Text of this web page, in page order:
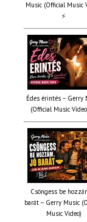
Music (Official Music
⚡
Édes érintés – Gerry
(Official Music
Csöngess be
barát – Gerry Music
Music Video)